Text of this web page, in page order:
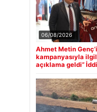
06/08/2026
Ahmet Metin
kampanyasıyla
açıklama geldi”